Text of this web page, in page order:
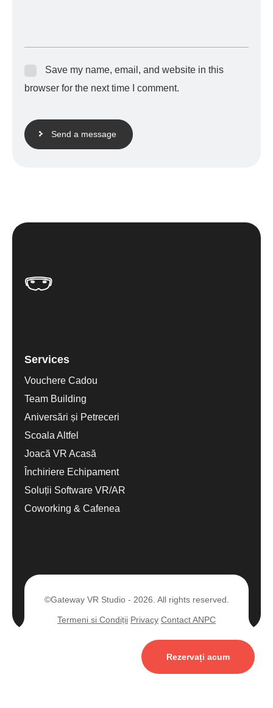
Save my name, email, and website in this
browser for the next time I comment.
Send a message
Services
Vouchere Cadou
Team Building
Aniversări și Petreceri
Scoala Altfel
Joacă VR Acasă
Închiriere Echipament
Soluții Software VR/AR
Coworking & Cafenea
©Gateway VR Studio - 2026. All rights reserved.
Termeni si Condiții Privacy Contact ANPC
Rezervați acum